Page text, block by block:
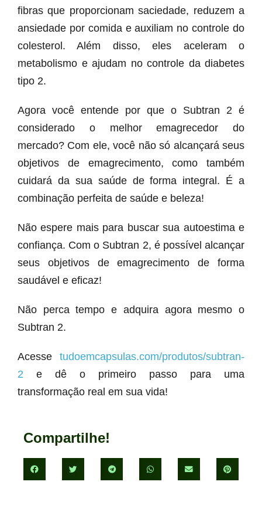
fibras que proporcionam saciedade, reduzem a
ansiedade por comida e auxiliam no controle do
colesterol. Além disso, eles aceleram o
metabolismo e ajudam no controle da diabetes
tipo 2.
Agora você entende por que o Subtran 2 é
considerado o melhor emagrecedor do
mercado? Com ele, você não só alcançará seus
objetivos de emagrecimento, como também
cuidará da sua saúde de forma integral. É a
combinação perfeita de saúde e beleza!
Não espere mais para buscar sua autoestima e
confiança. Com o Subtran 2, é possível alcançar
seus objetivos de emagrecimento de forma
saudável e eficaz!
Não perca tempo e adquira agora mesmo o
Subtran 2.
Acesse tudoemcapsulas.com/produtos/subtran-
2 e dê o primeiro passo para uma
transformação real em sua vida!
Compartilhe!